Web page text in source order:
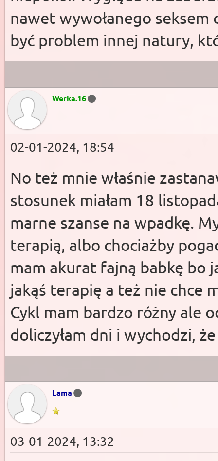
nawet wywołanego seksem
być problem innej natury,
Werka.16
02-01-2024, 18:54
No też mnie właśnie
stosunek miałam 18
marne szanse na wpadkę.
terapią, albo chociażby
mam akurat fajną babkę bo
jakąś terapię a też nie chce
Cykl mam bardzo różny ale
doliczyłam dni i wychodzi,
Lama
03-01-2024, 13:32